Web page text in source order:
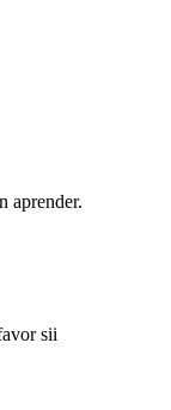
aprender.
sii